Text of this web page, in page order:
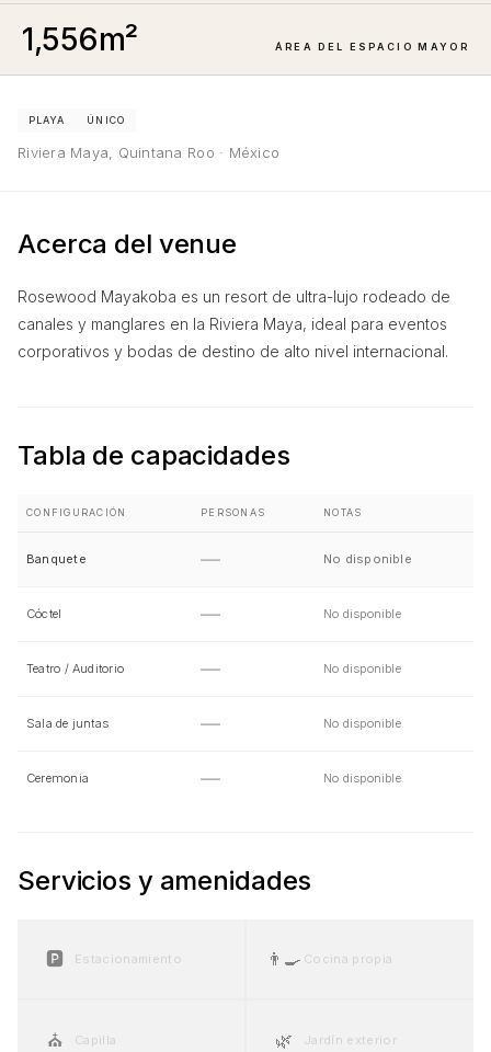
1,556m² ÁREA DEL ESPACIO MAYOR
PLAYA ÚNICO
Riviera Maya, Quintana Roo · México
Acerca del venue
Rosewood Mayakoba es un resort de ultra-lujo rodeado de
canales y manglares en la Riviera Maya, ideal para eventos
corporativos y bodas de destino de alto nivel internacional.
Tabla de capacidades
CONFIGURACIÓN PERSONAS NOTAS
Banquete — No disponible
Cóctel — No disponible
Teatro / Auditorio — No disponible
Sala de juntas — No disponible
Ceremonia — No disponible
Servicios y amenidades
🅿️ Estacionamiento 👨‍🍳 Cocina propia
⛪ Capilla 🌿 Jardín exterior